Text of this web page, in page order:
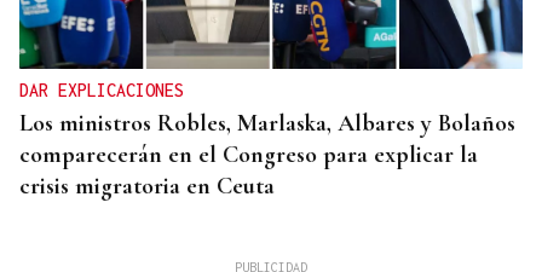
DAR EXPLICACIONES
Los ministros Robles, Marlaska, Albares y Bolaños
comparecerán en el Congreso para explicar la
crisis migratoria en Ceuta